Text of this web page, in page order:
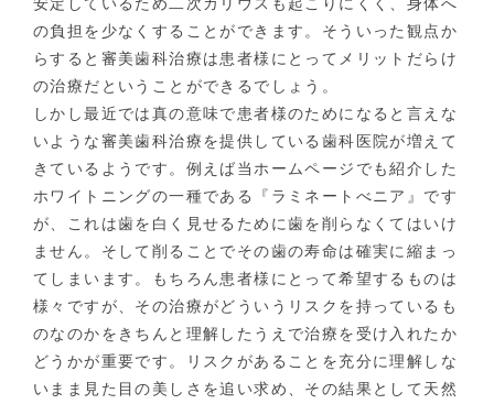
の負担を少なくすることができます。そういった観点か
らすると審美歯科治療は患者様にとってメリットだらけ
の治療だということができるでしょう。
しかし最近では真の意味で患者様のためになると言えな
いような審美歯科治療を提供している歯科医院が増えて
きているようです。例えば当ホームページでも紹介した
ホワイトニングの一種である『ラミネートべニア』です
が、これは歯を白く見せるために歯を削らなくてはいけ
ません。そして削ることでその歯の寿命は確実に縮まっ
てしまいます。もちろん患者様にとって希望するものは
様々ですが、その治療がどういうリスクを持っているも
のなのかをきちんと理解したうえで治療を受け入れたか
どうかが重要です。リスクがあることを充分に理解しな
いまま見た目の美しさを追い求め、その結果として天然